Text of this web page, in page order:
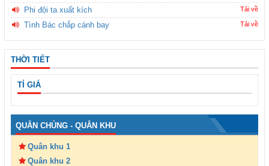
Phi đội ta xuất kích Tải về
Tình Bác chắp cánh bay Tải về
THỜI TIẾT
TỈ GIÁ
QUÂN CHỦNG - QUÂN KHU
Quân khu 1
Quân khu 2